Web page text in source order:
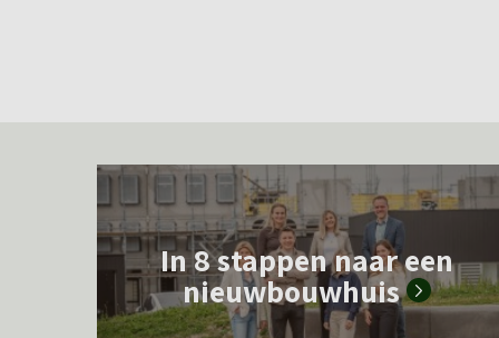
L
e
m
In 8 stappen naar een
nieuwbouwhuis